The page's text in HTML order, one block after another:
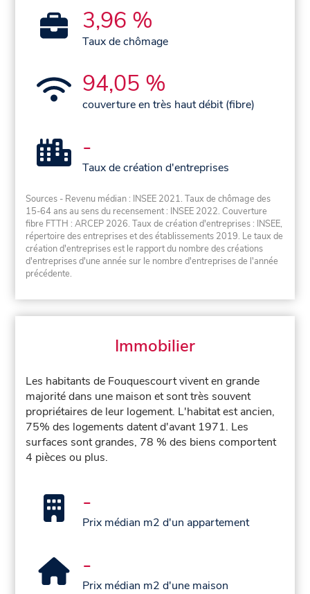
3,96 %
Taux de chômage
94,05 %
couverture en très haut débit (fibre)
-
Taux de création d'entreprises
Sources - Revenu médian : INSEE 2021. Taux de chômage des
15-64 ans au sens du recensement : INSEE 2022. Couverture
fibre FTTH : ARCEP 2026. Taux de création d'entreprises : INSEE,
répertoire des entreprises et des établissements 2019. Le taux de
création d'entreprises est le rapport du nombre des créations
d'entreprises d'une année sur le nombre d'entreprises de l'année
précédente.
Immobilier
Les habitants de Fouquescourt vivent en grande
majorité dans une maison et sont très souvent
propriétaires de leur logement. L'habitat est ancien,
75% des logements datent d'avant 1971. Les
surfaces sont grandes, 78 % des biens comportent
4 pièces ou plus.
-
Prix médian m2 d'un appartement
-
Prix médian m2 d'une maison